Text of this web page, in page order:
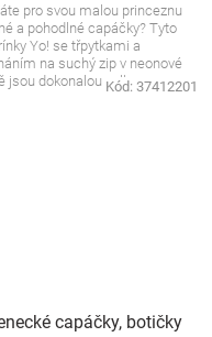
pro svou malou princeznu
a pohodlné capáčky? Tyto
Yo! se třpytkami a
na suchý zip v neonové
jsou dokonalou volbou.
Kód: 37412201
capáčky, botičky